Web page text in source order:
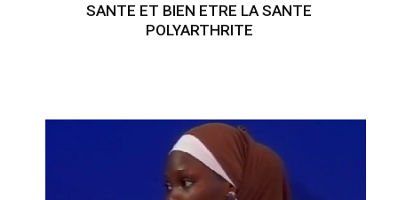
SANTE ET BIEN ETRE LA SANTE
POLYARTHRITE